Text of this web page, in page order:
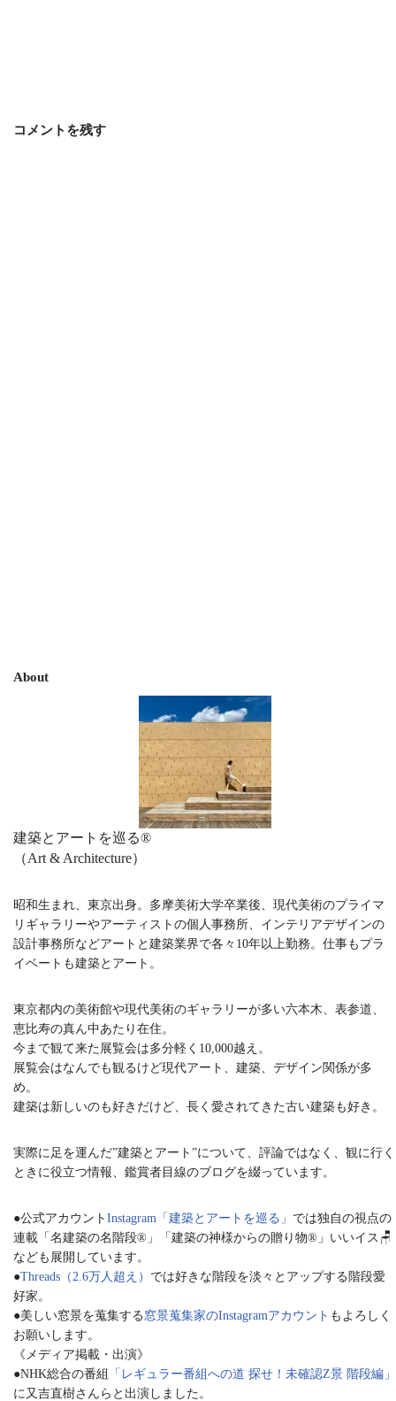
コメントを残す
About
建築とアートを巡る®︎
（Art & Architecture）
昭和生まれ、東京出身。多摩美術大学卒業後、現代美術のプライマ
リギャラリーやアーティストの個人事務所、インテリアデザインの
設計事務所などアートと建築業界で各々10年以上勤務。仕事もプラ
イベートも建築とアート。
東京都内の美術館や現代美術のギャラリーが多い六本木、表参道、
恵比寿の真ん中あたり在住。
今まで観て来た展覧会は多分軽く10,000越え。
展覧会はなんでも観るけど現代アート、建築、デザイン関係が多
め。
建築は新しいのも好きだけど、長く愛されてきた古い建築も好き。
実際に足を運んだ”建築とアート”について、評論ではなく、観に行く
ときに役立つ情報、鑑賞者目線のブログを綴っています。
●公式アカウント Instagram「建築とアートを巡る」 では独自の視点の
連載「名建築の名階段®︎」「建築の神様からの贈り物®︎」いいイス🪑
なども展開しています。
●Threads（2.6万人超え） では好きな階段を淡々とアップする階段愛
好家。
●美しい窓景を蒐集する 窓景蒐集家のInstagramアカウント もよろしく
お願いします。
《メディア掲載・出演》
●NHK総合の番組
「レギュラー番組への道 探せ！未確認Z景 階段編」
に又吉直樹さんらと出演しました。